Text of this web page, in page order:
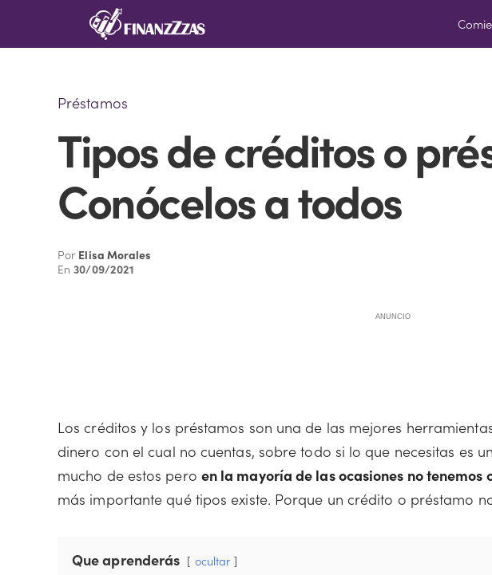
Préstamos
Tipos de créditos o
Conócelos a todos
Por Elisa Morales
En30/09/2021
ANUNCIO
Los créditos y los préstamos son una de las mejores
dinero con el cual no cuentas, sobre todo si lo que necesitas es
mucho de estos pero en la mayoría de las ocasiones no
más importante qué tipos existe. Porque un crédito o préstamo
Que aprenderás ocultar